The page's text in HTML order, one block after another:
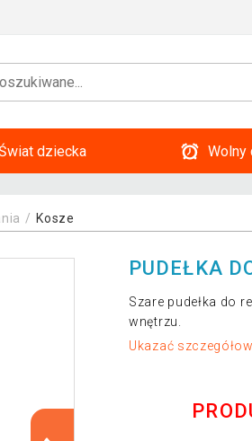
dziecka Wolny
Kosze
PUDEŁKA
Szare pudełka do
wnętrzu.
Ukazać